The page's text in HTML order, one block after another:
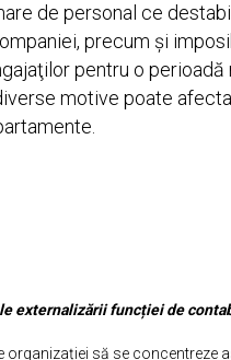
de personal ce
precum și
pentru o perioadă
motive poate
externalizării funcției de
organizației să se concentreze